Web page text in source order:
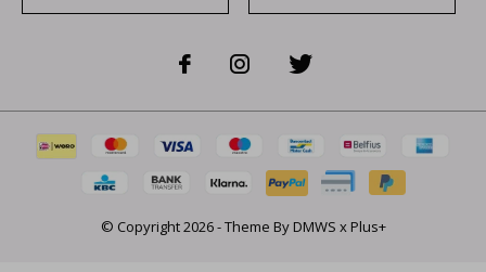
© Copyright2026- Theme ByDMWS x Plus+